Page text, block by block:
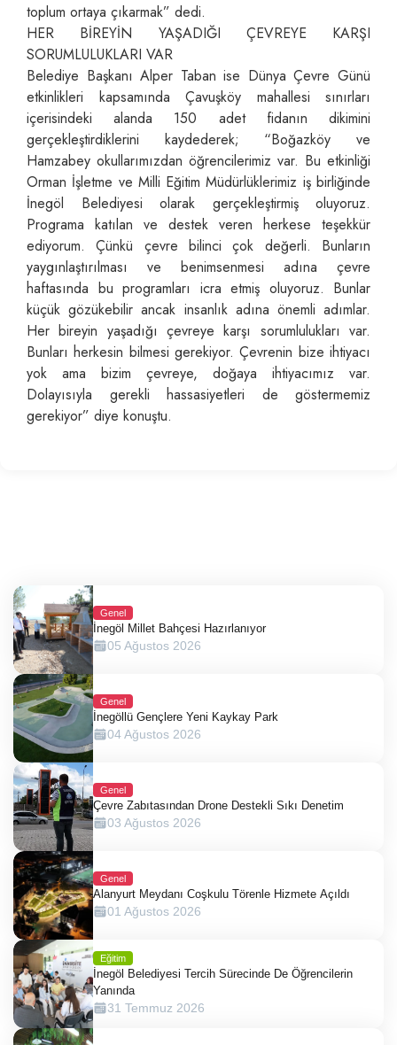
toplum ortaya çıkarmak” dedi.
HER BİREYİN YAŞADIĞI ÇEVREYE KARŞI
SORUMLULUKLARI VAR
Belediye Başkanı Alper Taban ise Dünya Çevre Günü
etkinlikleri kapsamında Çavuşköy mahallesi sınırları
içerisindeki alanda 150 adet fidanın dikimini
gerçekleştirdiklerini kaydederek; “Boğazköy ve
Hamzabey okullarımızdan öğrencilerimiz var. Bu etkinliği
Orman İşletme ve Milli Eğitim Müdürlüklerimiz iş birliğinde
İnegöl Belediyesi olarak gerçekleştirmiş oluyoruz.
Programa katılan ve destek veren herkese teşekkür
ediyorum. Çünkü çevre bilinci çok değerli. Bunların
yaygınlaştırılması ve benimsenmesi adına çevre
haftasında bu programları icra etmiş oluyoruz. Bunlar
küçük gözükebilir ancak insanlık adına önemli adımlar.
Her bireyin yaşadığı çevreye karşı sorumlulukları var.
Bunları herkesin bilmesi gerekiyor. Çevrenin bize ihtiyacı
yok ama bizim çevreye, doğaya ihtiyacımız var.
Dolayısıyla gerekli hassasiyetleri de göstermemiz
gerekiyor” diye konuştu.
Genel
İnegöl Millet Bahçesi Hazırlanıyor
05 Ağustos 2026
Genel
İnegöllü Gençlere Yeni Kaykay Park
04 Ağustos 2026
Genel
Çevre Zabıtasından Drone Destekli Sıkı Denetim
03 Ağustos 2026
Genel
Alanyurt Meydanı Coşkulu Törenle Hizmete Açıldı
01 Ağustos 2026
Eğitim
İnegöl Belediyesi Tercih Sürecinde De Öğrencilerin
Yanında
31 Temmuz 2026